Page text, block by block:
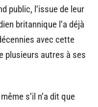
public, l’issue de leur
britannique l’a déjà
avec cette
plusieurs autres à ses
s’il n’a dit que